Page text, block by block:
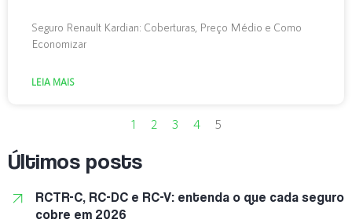
Seguro Renault Kardian: Coberturas, Preço Médio e Como
Economizar
LEIA MAIS
1 2 3 4 5
Últimos posts
RCTR-C, RC-DC e RC-V: entenda o que cada seguro
cobre em 2026